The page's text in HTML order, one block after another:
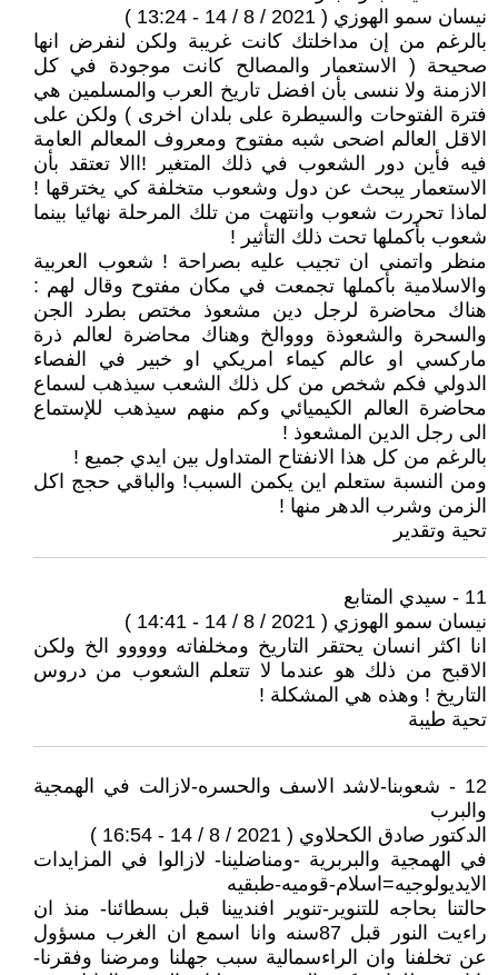
نيسان سمو الهوزي ( 2021 / 8 / 14 - 13:24 )
بالرغم من إن مداخلتك كانت غريبة ولكن لنفرض انها
صحيحة ( الاستعمار والمصالح كانت موجودة في كل
الازمنة ولا ننسى بأن افضل تاريخ العرب والمسلمين هي
فترة الفتوحات والسيطرة على بلدان اخرى ) ولكن على
الاقل العالم اضحى شبه مفتوح ومعروف المعالم العامة
فيه فأين دور الشعوب في ذلك المتغير !االا تعتقد بأن
الاستعمار يبحث عن دول وشعوب متخلفة كي يخترقها !
لماذا تحررت شعوب وانتهت من تلك المرحلة نهائيا بينما
شعوب بأكملها تحت ذلك التأثير !
منظر واتمنى ان تجيب عليه بصراحة ! شعوب العربية
والاسلامية بأكملها تجمعت في مكان مفتوح وقال لهم :
هناك محاضرة لرجل دين مشعوذ مختص بطرد الجن
والسحرة والشعوذة وووالخ وهناك محاضرة لعالم ذرة
ماركسي او عالم كيماء امريكي او خبير في الفصاء
الدولي فكم شخص من كل ذلك الشعب سيذهب لسماع
محاضرة العالم الكيميائي وكم منهم سيذهب للإستماع
الى رجل الدين المشعوذ !
بالرغم من كل هذا الانفتاح المتداول بين ايدي جميع !
ومن النسبة ستعلم اين يكمن السبب! والباقي حجج اكل
الزمن وشرب الدهر منها !
تحية وتقدير
11 - سيدي المتابع
نيسان سمو الهوزي ( 2021 / 8 / 14 - 14:41 )
انا اكثر انسان يحتقر التاريخ ومخلفاته ووووو الخ ولكن
الاقبح من ذلك هو عندما لا تتعلم الشعوب من دروس
التاريخ ! وهذه هي المشكلة !
تحية طيبة
12 - شعوبنا-لاشد الاسف والحسره-لازالت في الهمجية
والبرب
الدكتور صادق الكحلاوي ( 2021 / 8 / 14 - 16:54 )
في الهمجية والبربرية -ومناضلينا- لازالوا في المزايدات
الايديولوجيه=اسلام-قوميه-طبقيه
حالتنا بحاجه للتنوير-تنوير افنديينا قبل بسطائنا- منذ ان
راءيت النور قبل 87سنه وانا اسمع ان الغرب مسؤول
عن تخلفنا وان الراءسمالية سبب جهلنا ومرضنا وفقرنا-